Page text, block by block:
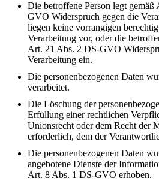
Die betroffene Person legt
GVO Widerspruch gegen die
liegen keine vorrangigen
Verarbeitung vor, oder die
Art. 21 Abs. 2 DS-GVO
Verarbeitung ein.
Die personenbezogenen Daten
verarbeitet.
Die Löschung der
Erfüllung einer rechtlichen
Unionsrecht oder dem Recht der
erforderlich, dem der
Die personenbezogenen Daten
angebotene Dienste der
Art. 8 Abs. 1 DS-GVO erhoben.